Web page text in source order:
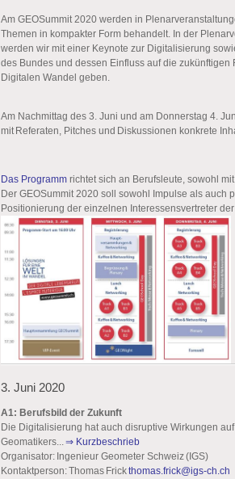
Am GEOSummit 2020 werden in
Themen in kompakter Form behandelt. In der
werden wir mit einer Keynote zur Digitalisierung
des Bundes und dessen Einfluss auf die
Digitalen Wandel geben.
Am Nachmittag des 3. Juni und am Donnerstag 4.
mit Referaten, Pitches und Diskussionen konkrete
Das Programm richtet sich an Berufsleute, sowohl
Der GEOSummit 2020 soll sowohl Impulse als auch
Positionierung der einzelnen Interessensvertreter
3. Juni 2020
A1: Berufsbild der Zukunft
Die Digitalisierung hat auch disruptive Wirkungen
Geomatikers...⇒ Kurzbeschrieb
Organisator: Ingenieur Geometer Schweiz (IGS)
Kontaktperson: Thomas Frickthomas.frick@igs-ch.ch